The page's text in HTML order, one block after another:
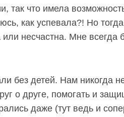
так что имела
как успевала?! Но
или несчастна. Мне
без детей. Нам никогда
о друге, помогать и
даже (тут ведь и